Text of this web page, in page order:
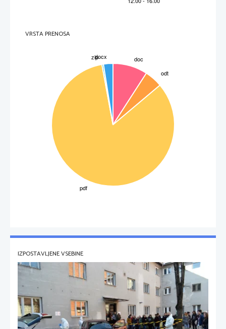
2. Ozvezdja severnega neba
VRSTA PRENOSA
IZPOSTAVLJENE VSEBINE